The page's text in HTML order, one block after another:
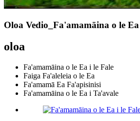
Oloa Vedio_Fa'amamāina o le
oloa
Fa'amamāina o le Ea i le Fale
Faiga Fa'aleleia o le Ea
Fa'amamā Ea Fa'apisinisi
Fa'amamāina o le Ea i Ta'avale